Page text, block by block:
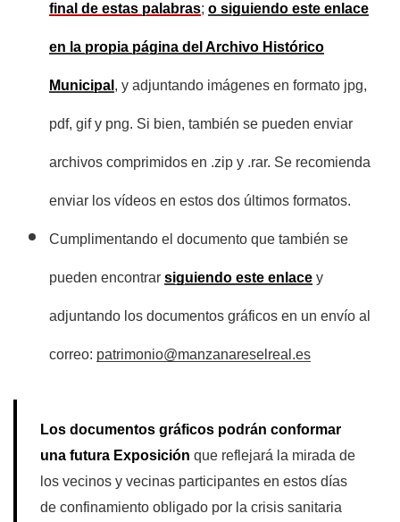
final de estas palabras; o siguiendo este enlace
en la propia página del Archivo Histórico
Municipal , y adjuntando imágenes en formato jpg,
pdf, gif y png. Si bien, también se pueden enviar
archivos comprimidos en .zip y .rar. Se recomienda
enviar los vídeos en estos dos últimos formatos.
Cumplimentando el documento que también se
pueden encontrar siguiendo este enlace y
adjuntando los documentos gráficos en un envío al
correo: patrimonio@manzanareselreal.es
Los documentos gráficos podrán conformar
una futura Exposición que reflejará la mirada de
los vecinos y vecinas participantes en estos días
de confinamiento obligado por la crisis sanitaria